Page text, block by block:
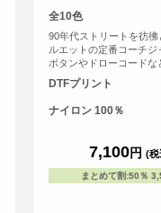
全10色
90年代ストリートを彷
ルエットの定番コーチジ
ボタンやドローコードな
ルを加えた一着。 ユニ
使いはもちろん、チーム
ム用途にも人気のアイテ
水性のあるナイロン100
プルで普遍的なシルエッ
からアクティブなシーン
す。 <br> ※お客様の閲
DTFプリント
ナイロン 100％
7,100円 (税
まとめて割:50％